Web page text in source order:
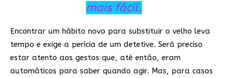
mais fácil.
Encontrar um hábito novo para substituir o velho leva
tempo e exige a perícia de um detetive. Será preciso
estar atento aos gestos que, até então, eram
automáticos para saber quando agir. Mas, para casos